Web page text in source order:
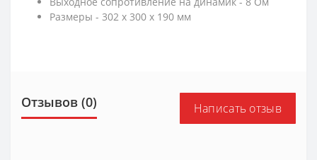
Размеры - 302 х 300 х 190 мм
Отзывов (0) Написать отзыв